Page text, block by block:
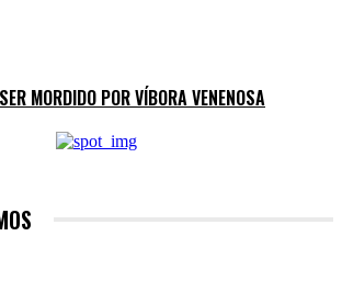
MORDIDO POR VÍBORA VENENOSA